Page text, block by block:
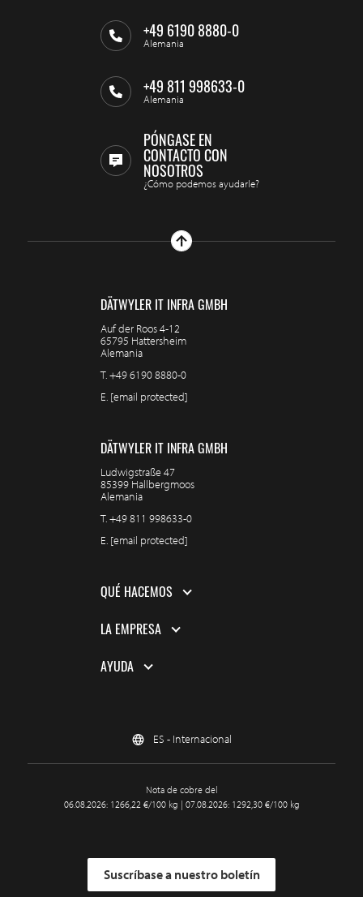
+49 6190 8880-0
Alemania
+49 811 998633-0
Alemania
PÓNGASE EN
CONTACTO CON
NOSOTROS
¿Cómo podemos ayudarle?
DÄTWYLER IT INFRA GMBH
Auf der Roos 4-12
65795 Hattersheim
Alemania
T.+49 6190 8880-0
E. [email protected]
DÄTWYLER IT INFRA GMBH
Ludwigstraße 47
85399 Hallbergmoos
Alemania
T.+49 811 998633-0
E. [email protected]
QUÉ HACEMOS
LA EMPRESA
AYUDA
ES - Internacional
Nota de cobre del
06.08.2026: 1266,22 €/100 kg | 07.08.2026: 1292,30 €/100 kg
Suscríbase a nuestro boletín